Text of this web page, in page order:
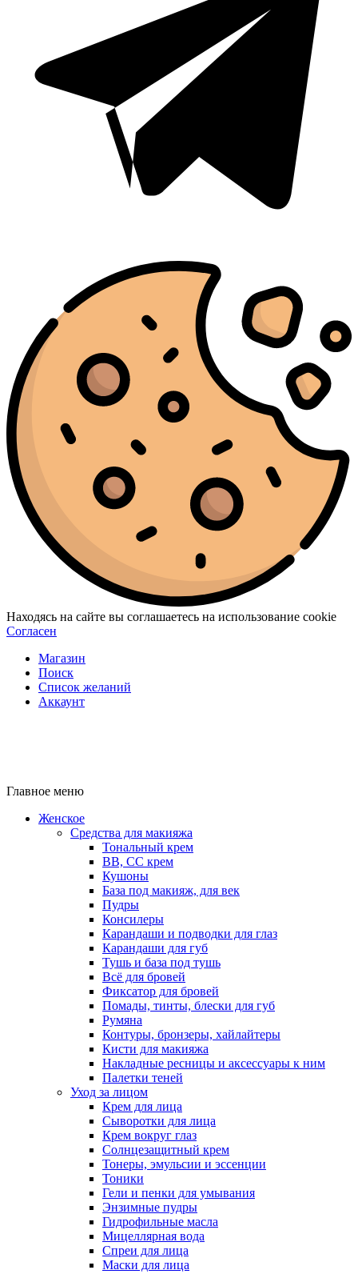
Находясь на сайте вы соглашаетесь на использование cookie
Согласен
Магазин
Поиск
Список желаний
Аккаунт
Главное меню
Женское
Средства для макияжа
Тональный крем
BB, CC крем
Кушоны
База под макияж, для век
Пудры
Консилеры
Карандаши и подводки для глаз
Карандаши для губ
Тушь и база под тушь
Всё для бровей
Фиксатор для бровей
Помады, тинты, блески для губ
Румяна
Контуры, бронзеры, хайлайтеры
Кисти для макияжа
Накладные ресницы и аксессуары к ним
Палетки теней
Уход за лицом
Крем для лица
Сыворотки для лица
Крем вокруг глаз
Солнцезащитный крем
Тонеры, эмульсии и эссенции
Тоники
Гели и пенки для умывания
Энзимные пудры
Гидрофильные масла
Мицеллярная вода
Спреи для лица
Маски для лица